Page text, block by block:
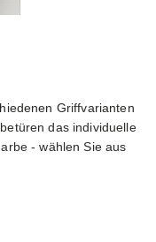
Griffvarianten
das individuelle
- wählen Sie aus